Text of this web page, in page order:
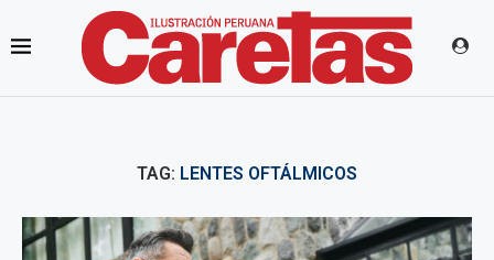
TAG: LENTES OFTÁLMICOS